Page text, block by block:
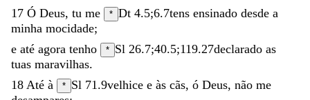
17 Ó Deus, tu me * Dt 4.5;6.7tens ensinado desde a
minha mocidade;
e até agora tenho * Sl 26.7;40.5;119.27declarado as
tuas maravilhas.
18 Até à * Sl 71.9velhice e às cãs, ó Deus, não me